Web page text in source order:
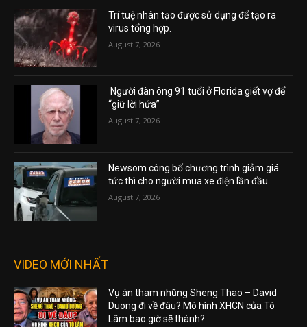
Trí tuệ nhân tạo được sử dụng để tạo ra
virus tổng hợp.
August 7, 2026
Người đàn ông 91 tuổi ở Florida giết vợ để
“giữ lời hứa”
August 7, 2026
Newsom công bố chương trình giảm giá
tức thì cho người mua xe điện lần đầu.
August 7, 2026
VIDEO MỚI NHẤT
Vụ án tham nhũng Sheng Thao – David
Duong đi về đâu? Mô hình XHCN của Tô
Lâm bao giờ sẽ thành?